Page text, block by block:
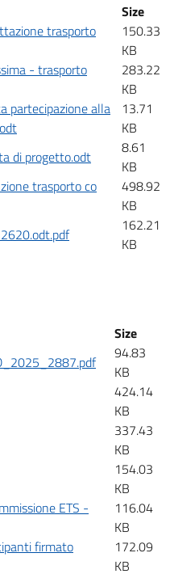
Size
trasporto
150.33
KB
- trasporto
283.22
KB
partecipazione alla
13.71
KB
di progetto.odt
8.61
KB
trasporto co
498.92
KB
162.21
KB
Size
94.83
KB
424.14
KB
337.43
KB
154.03
KB
ETS -
116.04
KB
firmato
172.09
KB